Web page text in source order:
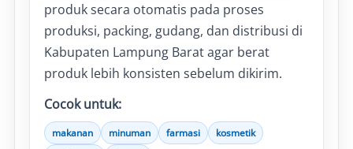
produk secara otomatis pada proses
produksi, packing, gudang, dan distribusi di
Kabupaten Lampung Barat agar berat
produk lebih konsisten sebelum dikirim.
Cocok untuk:
makanan minuman farmasi
kosmetik